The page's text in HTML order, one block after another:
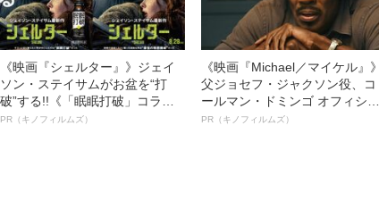
《映画『シェルター』》ジェイ
ソン・ステイサムがお盆を“打
破”する!!《「眠眠打破」コラ
ボ》
PR（キノフィルムズ）
《映画『Michael／マイケル』》
父ジョセフ・ジャクソン役、コ
ールマン・ドミンゴ オフィシャ
ルインタビュー“観客を魅了した
PR（キノフィルムズ）